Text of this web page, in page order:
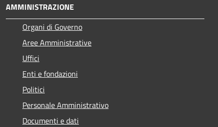
AMMINISTRAZIONE
Organi di Governo
Aree Amministrative
Uffici
Enti e fondazioni
Politici
Personale Amministrativo
Documenti e dati